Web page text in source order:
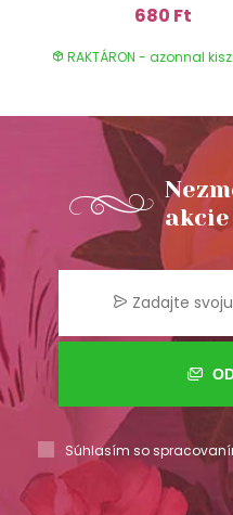
680 Ft
RAKTÁRON - azonnal
akcie
Súhlasím so